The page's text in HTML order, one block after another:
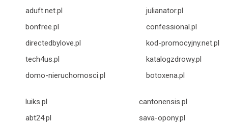
aduft.net.pl
bonfree.pl
directedbylove.pl
tech4us.pl
domo-nieruchomosci.pl
julianator.pl
confessional.pl
kod-promocyjny.net.pl
katalogzdrowy.pl
botoxena.pl
luiks.pl
abt24.pl
cantonensis.pl
sava-opony.pl